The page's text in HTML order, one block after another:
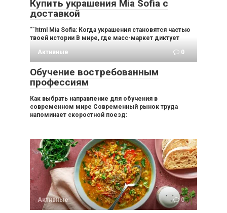
Купить украшения Mia Sofia с
доставкой
“`html Mia Sofia: Когда украшения становятся частью
твоей истории В мире, где масс-маркет диктует
Активные
0
Обучение востребованным
профессиям
Как выбрать направление для обучения в
современном мире Современный рынок труда
напоминает скоростной поезд:
Активные 0